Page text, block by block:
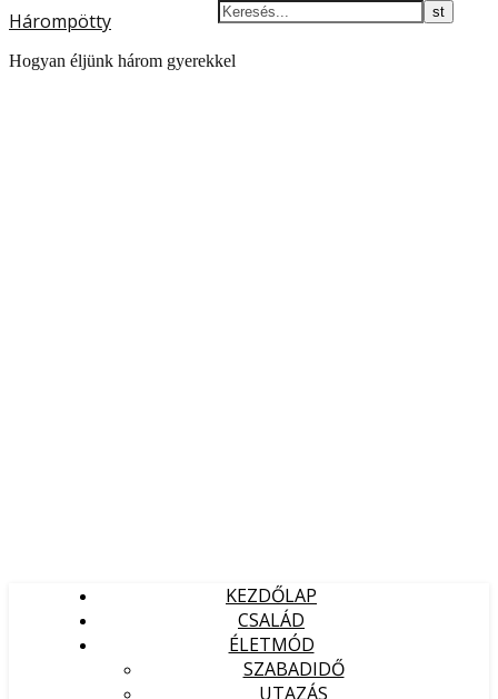
Hárompötty
Hogyan éljünk három gyerekkel
KEZDŐLAP
CSALÁD
ÉLETMÓD
SZABADIDŐ
UTAZÁS